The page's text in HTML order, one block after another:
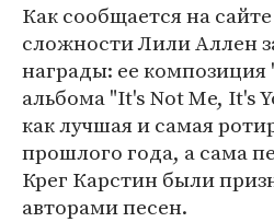
Как сообщается на
сложности Лили Аллен
награды: ее композиция
альбома "It's Not Me, It's
как лучшая и самая
прошлого года, а сама
Крег Карстин были
авторами песен.